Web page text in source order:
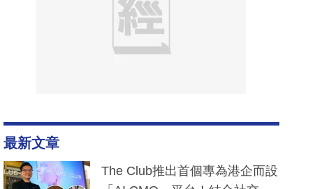
最新文章
The Club推出首個專為港企而設